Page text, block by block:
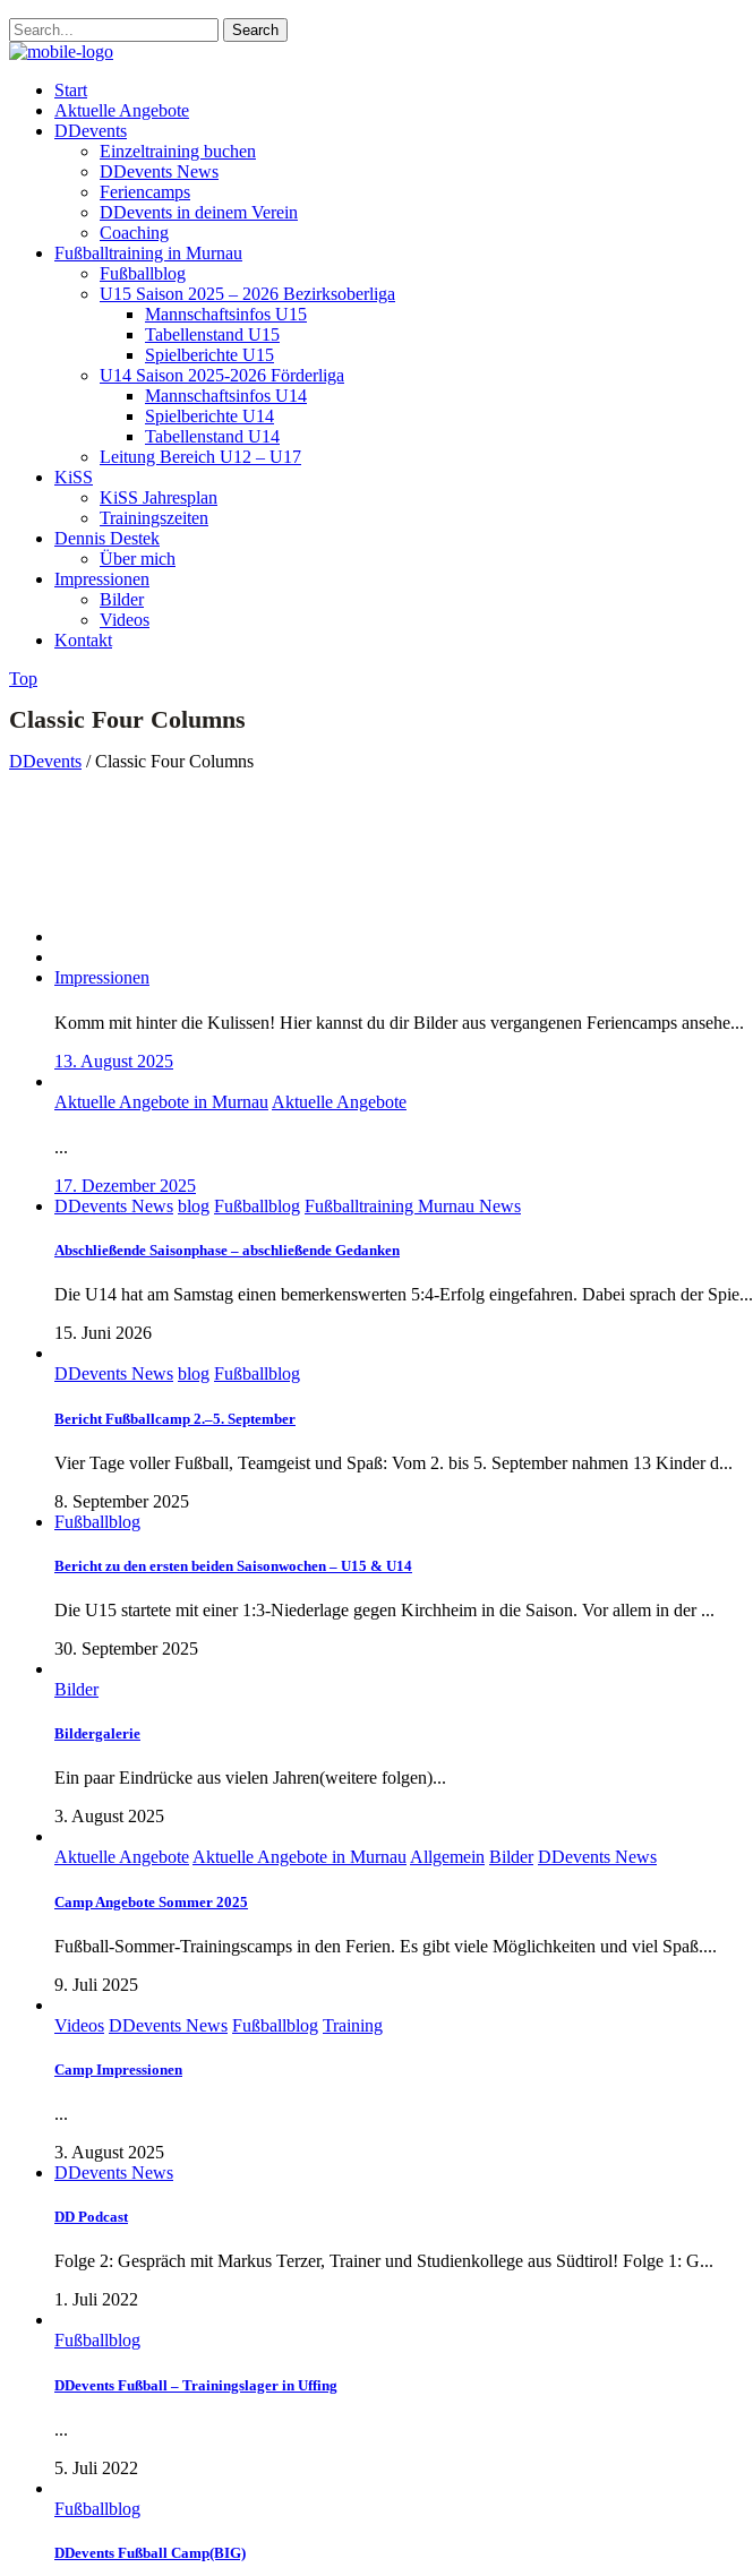
Start
Aktuelle Angebote
DDevents
Einzeltraining buchen
DDevents News
Feriencamps
DDevents in deinem Verein
Coaching
Fußballtraining in Murnau
Fußballblog
U15 Saison 2025 – 2026 Bezirksoberliga
Mannschaftsinfos U15
Tabellenstand U15
Spielberichte U15
U14 Saison 2025-2026 Förderliga
Mannschaftsinfos U14
Spielberichte U14
Tabellenstand U14
Leitung Bereich U12 – U17
KiSS
KiSS Jahresplan
Trainingszeiten
Dennis Destek
Über mich
Impressionen
Bilder
Videos
Kontakt
Top
Classic Four Columns
DDevents /Classic Four Columns
Impressionen
Komm mit hinter die Kulissen! Hier kannst du dir Bilder aus vergangenen Feriencamps ansehe...
13. August 2025
Aktuelle Angebote in Murnau Aktuelle Angebote
...
17. Dezember 2025
DDevents News blog Fußballblog Fußballtraining Murnau News
Abschließende Saisonphase – abschließende Gedanken
Die U14 hat am Samstag einen bemerkenswerten 5:4-Erfolg eingefahren. Dabei sprach der Spie...
15. Juni 2026
DDevents News blog Fußballblog
Bericht Fußballcamp 2.–5. September
Vier Tage voller Fußball, Teamgeist und Spaß: Vom 2. bis 5. September nahmen 13 Kinder d...
8. September 2025
Fußballblog
Bericht zu den ersten beiden Saisonwochen – U15 & U14
Die U15 startete mit einer 1:3-Niederlage gegen Kirchheim in die Saison. Vor allem in der ...
30. September 2025
Bilder
Bildergalerie
Ein paar Eindrücke aus vielen Jahren(weitere folgen)...
3. August 2025
Aktuelle AngeboteAktuelle Angebote in MurnauAllgemein Bilder DDevents News
Camp Angebote Sommer 2025
Fußball-Sommer-Trainingscamps in den Ferien. Es gibt viele Möglichkeiten und viel Spaß....
9. Juli 2025
Videos DDevents News Fußballblog Training
Camp Impressionen
...
3. August 2025
DDevents News
DD Podcast
Folge 2: Gespräch mit Markus Terzer, Trainer und Studienkollege aus Südtirol! Folge 1: G...
1. Juli 2022
Fußballblog
DDevents Fußball – Trainingslager in Uffing
...
5. Juli 2022
Fußballblog
DDevents Fußball Camp(BIG)